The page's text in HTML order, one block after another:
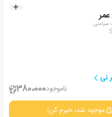
سیاسی
نی
ناموجود380،000
موجود شد، خبرم کن!